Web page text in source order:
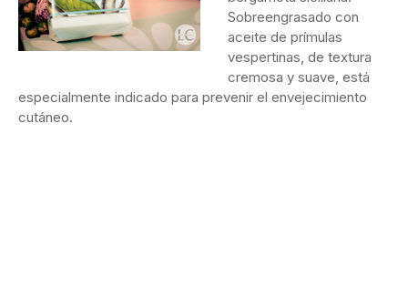
Sobreengrasado con
aceite de prímulas
vespertinas, de textura
cremosa y suave, está
especialmente indicado para prevenir el envejecimiento
cutáneo.